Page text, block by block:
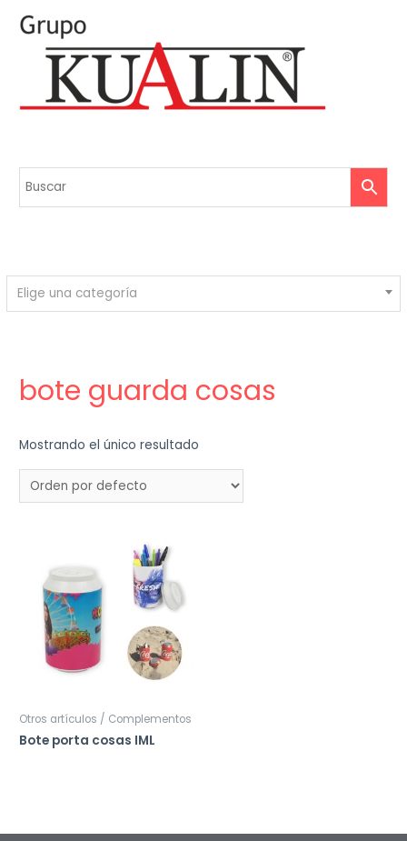
Elige una categoría
bote guarda cosas
Mostrando el único resultado
Otros artículos / Complementos
Bote porta cosas IML